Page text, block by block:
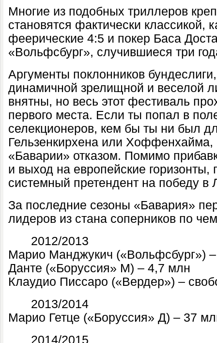
Многие из подобных триллеров
становятся фактически классикой,
феерические 4:5 и покер Баса
«Вольфсбург», случившиеся три
Аргументы поклонников
динамичной зрелищной и веселой
внятны, но весь этот фестиваль
первого места. Если ты попал в
селекционеров, кем бы ты ни был
Гельзенкирхена или Хоффенхайма,
«Баварии» отказом. Помимо
и выход на европейские горизонты,
системный претендент на победу в
За последние сезоны «Бавария»
лидеров из стана соперников по
2012/2013
Марио Манджукич («Вольфсбург»)
Данте («Боруссия» М) – 4,7 млн
Клаудио Писсаро («Вердер») –
2013/2014
Марио Гетце («Боруссия» Д) – 37
2014/2015